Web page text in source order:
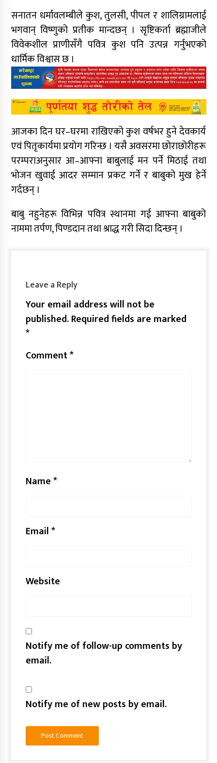
सनातन धर्मावलम्बीले कुश, तुलसी, पीपल र शालिग्रामलाई
भगवान् विष्णुको प्रतीक मान्दछन् । सृष्टिकर्ता ब्रह्माजीले
विवेकशील प्राणीसँगै पवित्र कुश पनि उत्पन्न गर्नुभएको
धार्मिक विश्वास छ ।
आजका दिन घर–घरमा राखिएको कुश वर्षभर हुने देवकार्य
एवं पितृकार्यमा प्रयोग गरिन्छ । यसै अवसरमा छोराछोरीहरू
परम्पराअनुसार आ–आफ्ना बाबुलाई मन पर्ने मिठाई तथा
भोजन खुवाई आदर सम्मान प्रकट गर्ने र बाबुको मुख हेर्ने
गर्दछन् ।
बाबु नहुनेहरू विभिन्न पवित्र स्थानमा गई आफ्ना बाबुको
नाममा तर्पण, पिण्डदान तथा श्राद्ध गरी सिदा दिन्छन् ।
Leave a Reply
Your email address will not be
published.Required fields are marked
*
Comment*
Name*
Email*
Website
Notify me of follow-up comments by
email.
Notify me of new posts by email.